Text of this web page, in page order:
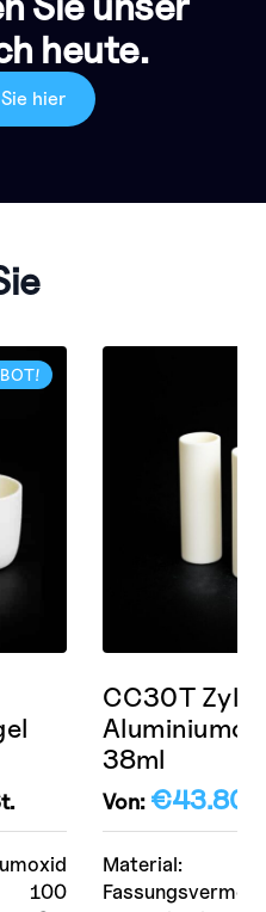
heute.
hier
100
Material:
CC30T
38ml
Von: €43.80